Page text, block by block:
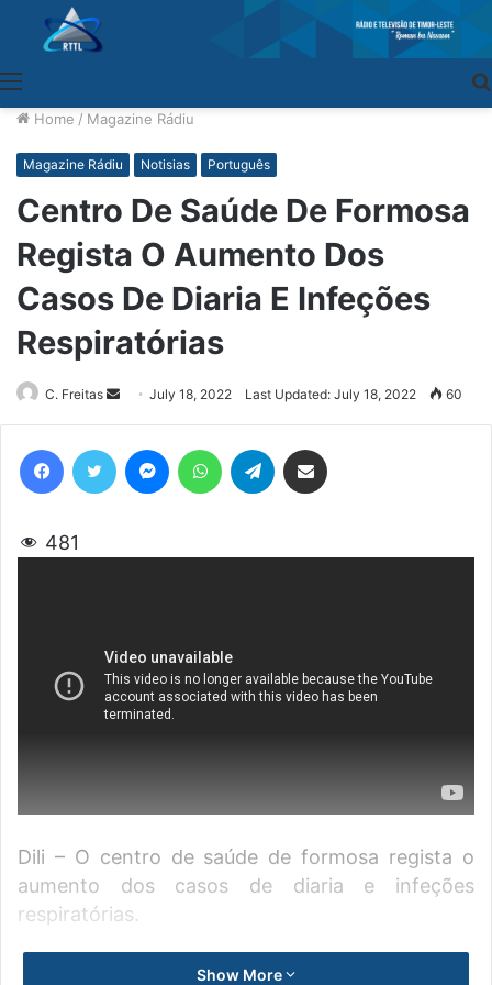
Home / Magazine Rádiu
Magazine Rádiu Notisias Português
Centro De Saúde De Formosa
Regista O Aumento Dos
Casos De Diaria E Infeções
Respiratórias
C. Freitas
Send
an
email
July 18, 2022 Last Updated: July 18, 2022 60
481
Dili – O centro de saúde de formosa regista o
aumento dos casos de diaria e infeções
respiratórias.
A médica geral do centro saúde de bairo
Show More